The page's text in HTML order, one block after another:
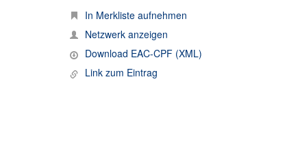
In Merkliste aufnehmen
Netzwerk anzeigen
Download EAC-CPF (XML)
Link zum Eintrag